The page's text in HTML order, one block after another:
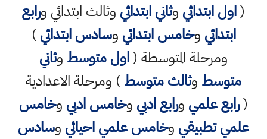
(اول ابتدائي وثاني ابتدائي وثالث ابتدائي ورابع
ابتدائي وخامس ابتدائي وسادس ابتدائي)
ومرحلة المتوسطة (اول متوسط وثاني
متوسط وثالث متوسط) ومرحلة الاعدادية
(رابع علمي ورابع ادبي وخامس ادبي وخامس
علمي تطبيقي وخامس علمي احيائي وسادس